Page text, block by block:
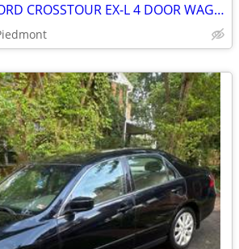
2010 HONDA ACCORD CROSSTOUR EX-L 4 DOOR WAGON/SPORT UTILITY 3.5L V6 27